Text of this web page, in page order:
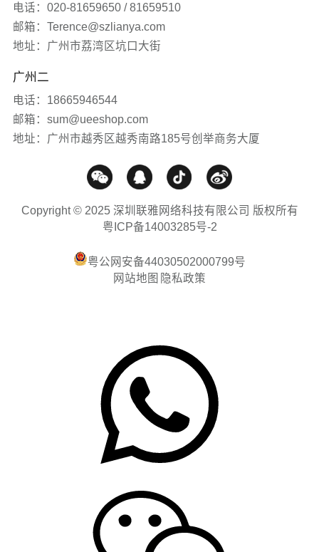
网站知识
媒体报道
电话：020-81659650 / 81659510
邮箱：Terence@szlianya.com
地址：广州市荔湾区坑口大街
广州二
电话：18665946544
邮箱：sum@ueeshop.com
地址：广州市越秀区越秀南路185号创举商务大厦
Copyright © 2025 深圳联雅网络科技有限公司 版权所有
粤ICP备14003285号-2
粤公网安备44030502000799号
网站地图 隐私政策